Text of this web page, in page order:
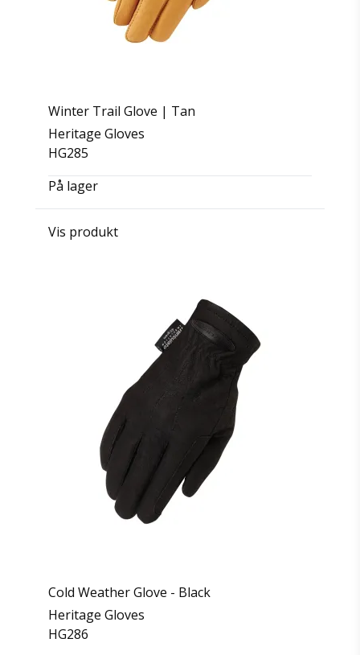
Winter Trail Glove | Tan
Heritage Gloves
HG285
På lager
Vis produkt
Cold Weather Glove - Black
Heritage Gloves
HG286